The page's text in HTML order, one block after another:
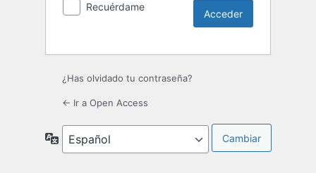
Recuérdame
¿Has olvidado tu contraseña?
← Ir a Open Access
Idioma